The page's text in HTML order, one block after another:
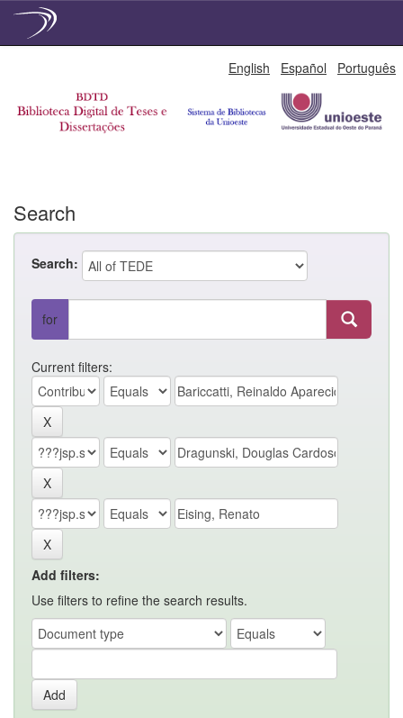
English Español Português
Search
Search:
for
Current filters:
Add filters:
Use filters to refine the search results.